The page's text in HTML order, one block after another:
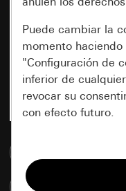
Puede cambiar la
momento
"Configuración de
inferior de
revocar su
con efecto futuro.
Todas las